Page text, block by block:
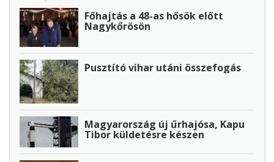
Főhajtás a 48-as hősök előtt
Nagykőrösön
Pusztító vihar utáni összefogás
Magyarország új űrhajósa, Kapu
Tibor küldetésre készen